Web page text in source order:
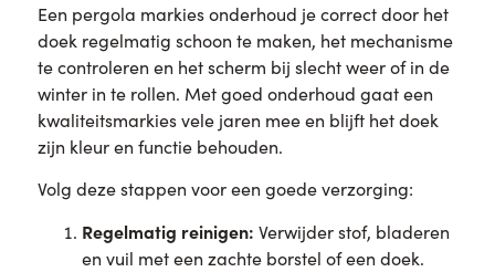
Een pergola markies onderhoud je correct door het
doek regelmatig schoon te maken, het mechanisme
te controleren en het scherm bij slecht weer of in de
winter in te rollen. Met goed onderhoud gaat een
kwaliteitsmarkies vele jaren mee en blijft het doek
zijn kleur en functie behouden.
Volg deze stappen voor een goede verzorging:
Regelmatig reinigen: Verwijder stof, bladeren
en vuil met een zachte borstel of een doek.